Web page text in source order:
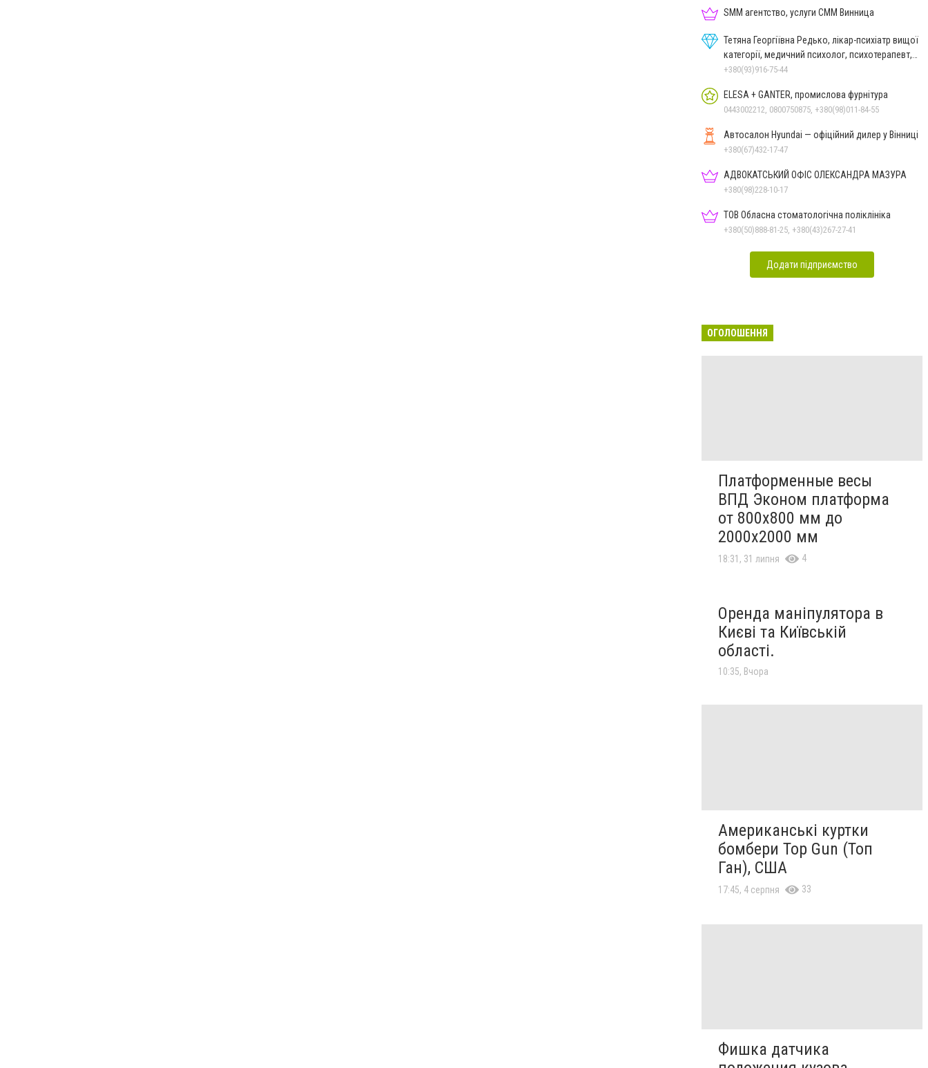
SMM агентство, услуги СММ Винница
Тетяна Георгіївна Редько, лікар-психіатр вищої
категорії, медичний психолог, психотерапевт,
гіпнолог
+380(93)916-75-44
ELESA + GANTER, промислова фурнітура
0443002212, 0800750875, +380(98)011-84-55
Автосалон Hyundai — офіційний дилер у Вінниці
+380(67)432-17-47
АДВОКАТСЬКИЙ ОФІС ОЛЕКСАНДРА МАЗУРА
+380(98)228-10-17
ТОВ Обласна стоматологічна поліклініка
+380(50)888-81-25, +380(43)267-27-41
Додати підприємство
ОГОЛОШЕННЯ
Платформенные весы
ВПД Эконом платформа
от 800х800 мм до
2000х2000 мм
18:31, 31 липня 4
Оренда маніпулятора в
Києві та Київській
області.
10:35, Вчора
Американські куртки
бомбери Top Gun (Топ
Ган), США
17:45, 4 серпня 33
Фишка датчика